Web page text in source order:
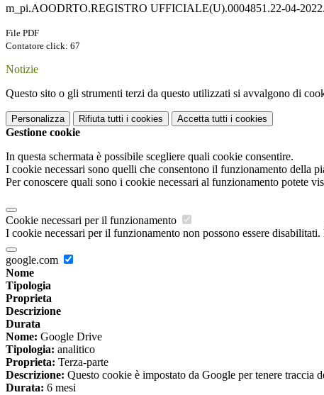
m_pi.AOODRTO.REGISTRO UFFICIALE(U).0004851.22-04-
File PDF
Contatore click: 67
Notizie
Questo sito o gli strumenti terzi da questo utilizzati si avvalgono di
Personalizza Rifiuta tutti i cookies Accetta tutti i cookies
Gestione cookie
In questa schermata è possibile scegliere quali cookie consentire.
I cookie necessari sono quelli che consentono il funzionamento della
Per conoscere quali sono i cookie necessari al funzionamento potete
Cookie necessari per il funzionamento
I cookie necessari per il funzionamento non possono essere
google.com
Nome
Tipologia
Proprieta
Descrizione
Durata
Nome: Google Drive
Tipologia: analitico
Proprieta: Terza-parte
Descrizione: Questo cookie è impostato da Google per tenere traccia
Durata: 6 mesi